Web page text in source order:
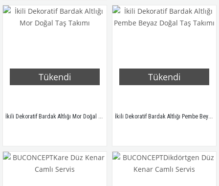
Tükendi
İkili Dekoratif Bardak Altlığı Mor Doğal Taş Takımı
Tükendi
İkili Dekoratif Bardak Altlığı Pembe Beyaz Doğal Taş Takımı